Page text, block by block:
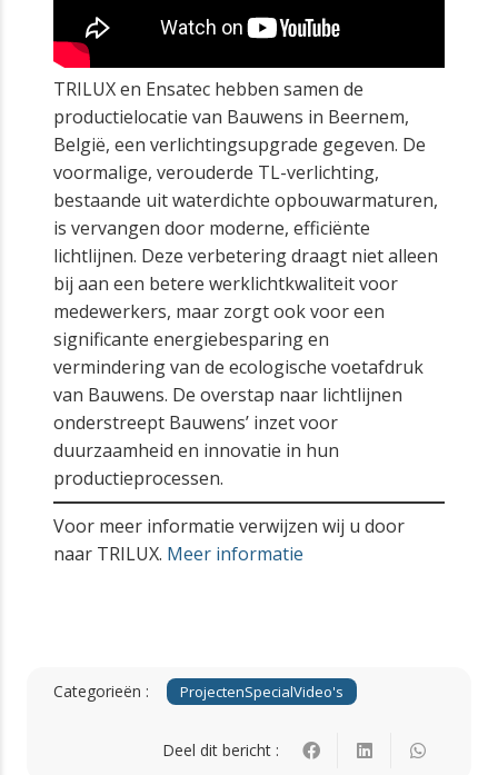
TRILUX en Ensatec hebben samen de
productielocatie van Bauwens in Beernem,
België, een verlichtingsupgrade gegeven. De
voormalige, verouderde TL-verlichting,
bestaande uit waterdichte opbouwarmaturen,
is vervangen door moderne, efficiënte
lichtlijnen. Deze verbetering draagt niet alleen
bij aan een betere werklichtkwaliteit voor
medewerkers, maar zorgt ook voor een
significante energiebesparing en
vermindering van de ecologische voetafdruk
van Bauwens. De overstap naar lichtlijnen
onderstreept Bauwens’ inzet voor
duurzaamheid en innovatie in hun
productieprocessen.
Voor meer informatie verwijzen wij u door
naar TRILUX. Meer informatie
Categorieën : ProjectenSpecialVideo's
Deel dit bericht :